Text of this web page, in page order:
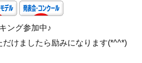
ング参加中♪
だけましたら励みになります(*^^*)